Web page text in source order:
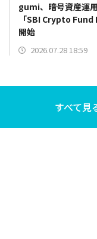
gumi、暗号資産運
「SBI Crypto Fund
開始
2026.07.28 18:59
すべて見